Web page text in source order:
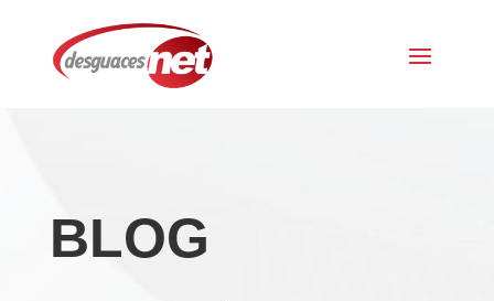
BLOG